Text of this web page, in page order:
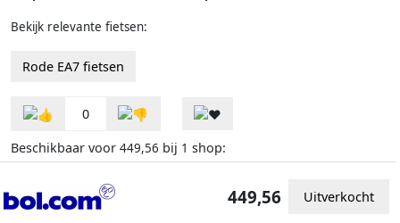
Bekijk relevante fietsen:
Rode EA7 fietsen
0
Beschikbaar voor 449,56 bij 1 shop:
449,56 Uitverkocht